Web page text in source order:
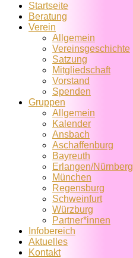
Startseite
Beratung
Verein
Allgemein
Vereins­geschichte
Satzung
Mitglied­schaft
Vorstand
Spenden
Gruppen
Allgemein
Kalender
Ansbach
Aschaffenburg
Bayreuth
Erlangen/Nürnberg
München
Regensburg
Schweinfurt
Würzburg
Partner*innen
Infobereich
Aktuelles
Kontakt